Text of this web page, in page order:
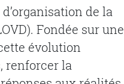
de la
Fondée sur une
évolution
renforcer la